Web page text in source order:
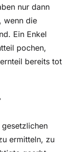
nur dann
wenn die
Ein Enkel
pochen,
bereits tot
ermitteln, zu